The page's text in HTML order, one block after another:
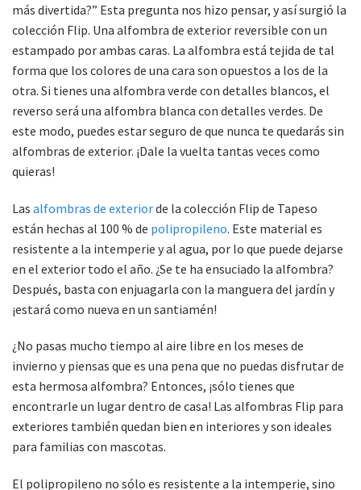
más divertida?” Esta pregunta nos hizo pensar, y así surgió la
colección Flip. Una alfombra de exterior reversible con un
estampado por ambas caras. La alfombra está tejida de tal
forma que los colores de una cara son opuestos a los de la
otra. Si tienes una alfombra verde con detalles blancos, el
reverso será una alfombra blanca con detalles verdes. De
este modo, puedes estar seguro de que nunca te quedarás sin
alfombras de exterior. ¡Dale la vuelta tantas veces como
quieras!
Las alfombras de exteriorde la colección Flip de Tapeso
están hechas al 100 % de polipropileno. Este material es
resistente a la intemperie y al agua, por lo que puede dejarse
en el exterior todo el año. ¿Se te ha ensuciado la alfombra?
Después, basta con enjuagarla con la manguera del jardín y
¡estará como nueva en un santiamén!
¿No pasas mucho tiempo al aire libre en los meses de
invierno y piensas que es una pena que no puedas disfrutar de
esta hermosa alfombra? Entonces, ¡sólo tienes que
encontrarle un lugar dentro de casa! Las alfombras Flip para
exteriores también quedan bien en interiores y son ideales
para familias con mascotas.
El polipropileno no sólo es resistente a la intemperie, sino